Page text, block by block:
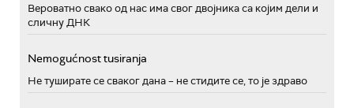
Вероватно свако од нас има свог двојника са којим дели и
сличну ДНК
Nemogućnost tusiranja
Не туширате се сваког дана – не стидите се, то је здраво